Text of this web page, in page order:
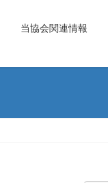
当協会関連情報